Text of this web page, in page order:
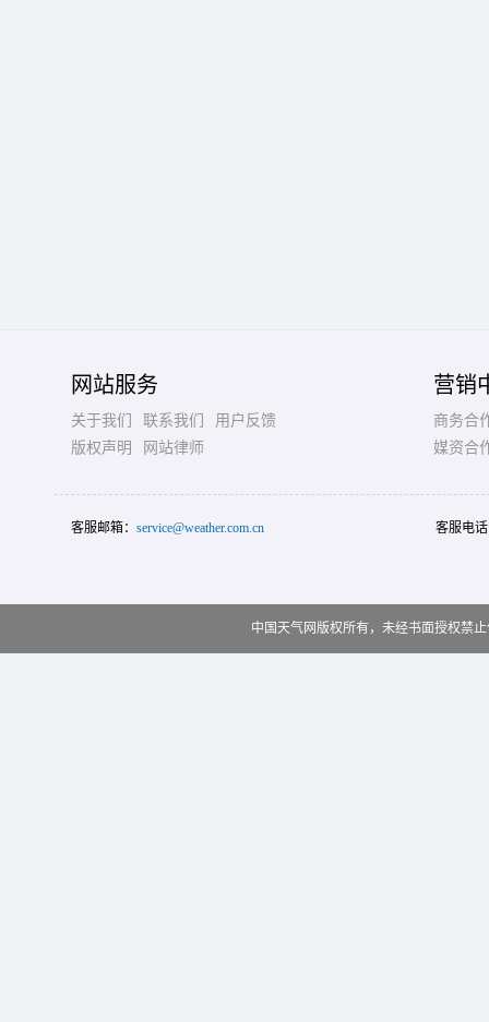
网站服务
关于我们 联系我们
用户反馈
版权声明
网站律师
营销
商务合
媒资合
客服邮箱： service@weather.com.cn 客服电
中国天气网版权所有，未经书面授权